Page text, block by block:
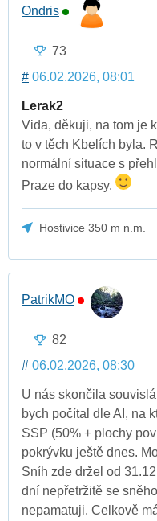
Ondris
73
# 06.02.2026, 08:01
Lerak2
Vida, děkuji, na tom je
to v těch Kbelích byla.
normální situace s
Praze do kapsy.
Hostivice 350 m n.m.
PatrikMO
82
# 06.02.2026, 08:30
U nás skončila
bych počítal dle AI, na
SSP (50% + plochy
pokrývku ještě dnes.
Sníh zde držel od
dní nepřetržitě se
nepamatuji. Celkově